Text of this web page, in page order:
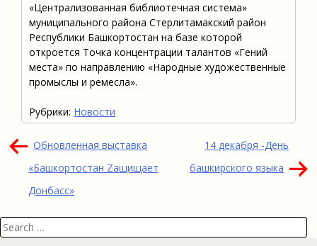
«Централизованная библиотечная система»
муниципального района Стерлитамакский район
Республики Башкортостан на базе которой
откроется Точка концентрации талантов «Гений
места» по направлению «Народные художественные
промыслы и ремесла».
Рубрики: Новости
Навигация
по
записям
Обновленная выставка
«Башкортостан Zащищает
Донбасс»
14 декабря -День
башкирского языка
Search
for: